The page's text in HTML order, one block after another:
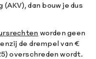
dan bouw je dus
worden geen
de drempel van €
overschreden wordt.